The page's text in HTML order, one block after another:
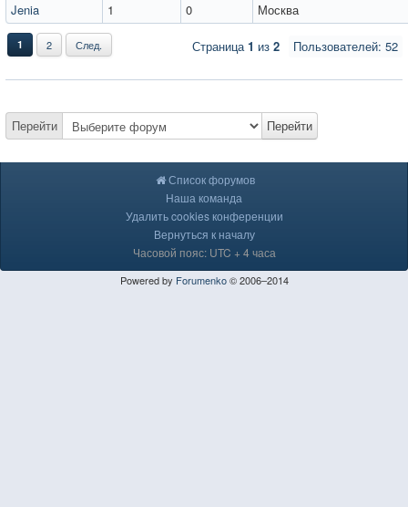
Jenia
1 0 Москва
Пользователей: 52
1 2 След. Страница1 из 2
Перейти Перейти
Список форумов
Наша команда
Удалить cookies конференции
Вернуться к началу
Часовой пояс: UTC + 4 часа
Powered by Forumenko© 2006–2014